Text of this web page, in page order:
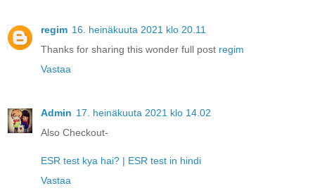
regim 16. heinäkuuta 2021 klo 20.11
Thanks for sharing this wonder full post regim
Vastaa
Admin 17. heinäkuuta 2021 klo 14.02
Also Checkout-
ESR test kya hai? | ESR test in hindi
Vastaa